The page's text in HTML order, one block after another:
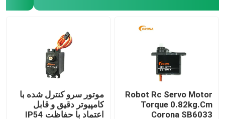
Robot Rc Servo Motor
Torque 0.82kg.Cm
Corona SB6033
موتور سرو کنترل شده با
کامپیوتر دقیق و قابل
اعتماد با حفاظت IP54